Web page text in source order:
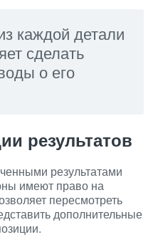
каждой детали
сделать
о его
результатов
результатами
имеют право на
пересмотреть
дополнительные